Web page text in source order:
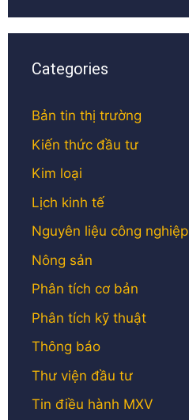
Categories
Bản tin thị trường
Kiến thức đầu tư
Kim loại
Lịch kinh tế
Nguyên liệu công nghiệp
Nông sản
Phân tích cơ bản
Phân tích kỹ thuật
Thông báo
Thư viện đầu tư
Tin điều hành MXV